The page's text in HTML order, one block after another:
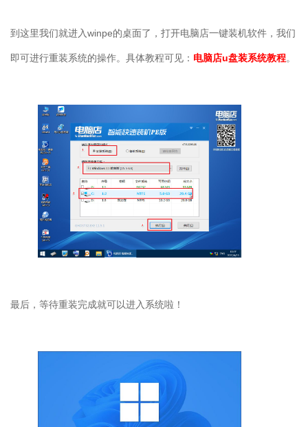
到这里我们就进入winpe的桌面了，打开电脑店一键装机软件，我们
即可进行重装系统的操作。具体教程可见： 电脑店u盘装系统教程。
最后，等待重装完成就可以进入系统啦！